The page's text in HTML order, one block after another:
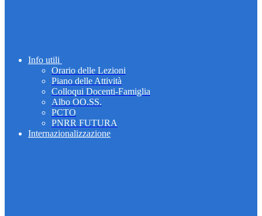
Info utili
Orario delle Lezioni
Piano delle Attività
Colloqui Docenti-Famiglia
Albo OO.SS.
PCTO
PNRR FUTURA
Internazionalizzazione